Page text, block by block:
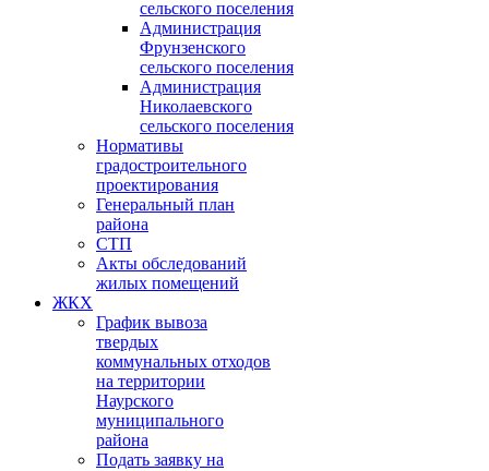
сельского поселения
Администрация
Фрунзенского
сельского поселения
Администрация
Николаевского
сельского поселения
Нормативы
градостроительного
проектирования
Генеральный план
района
СТП
Акты обследований
жилых помещений
ЖКХ
График вывоза
твердых
коммунальных отходов
на территории
Наурского
муниципального
района
Подать заявку на